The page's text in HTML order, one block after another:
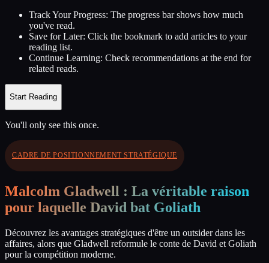
Track Your Progress: The progress bar shows how much
you've read.
Save for Later: Click the bookmark to add articles to your
reading list.
Continue Learning: Check recommendations at the end for
related reads.
Start Reading
You'll only see this once.
CADRE DE POSITIONNEMENT STRATÉGIQUE
Malcolm Gladwell : La véritable raison
pour laquelle David bat Goliath
Découvrez les avantages stratégiques d'être un outsider dans les
affaires, alors que Gladwell reformule le conte de David et Goliath
pour la compétition moderne.